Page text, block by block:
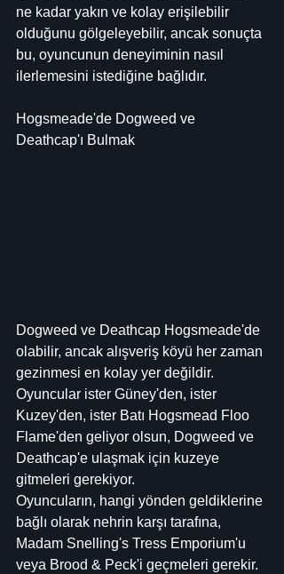
ne kadar yakın ve kolay erişilebilir
olduğunu gölgeleyebilir, ancak sonuçta
bu, oyuncunun deneyiminin nasıl
ilerlemesini istediğine bağlıdır.
Hogsmeade'de Dogweed ve
Deathcap'ı Bulmak
Dogweed ve Deathcap Hogsmeade'de
olabilir, ancak alışveriş köyü her zaman
gezinmesi en kolay yer değildir.
Oyuncular ister Güney'den, ister
Kuzey'den, ister Batı Hogsmead Floo
Flame'den geliyor olsun, Dogweed ve
Deathcap'e ulaşmak için kuzeye
gitmeleri gerekiyor.
Oyuncuların, hangi yönden geldiklerine
bağlı olarak nehrin karşı tarafına,
Madam Snelling's Tress Emporium'u
veya Brood & Peck'i geçmeleri gerekir.